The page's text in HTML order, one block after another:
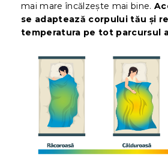
mai mare încălzește mai bine.
se adaptează corpului tău și
temperatura pe tot parcursul